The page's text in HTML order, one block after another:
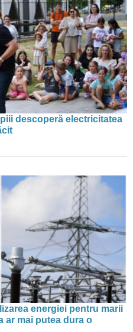
descoperă electricitatea
energiei pentru marii
ar mai putea dura o